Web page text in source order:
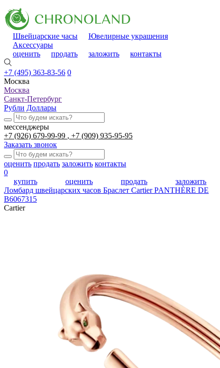
Швейцарские часы
Ювелирные украшения
Аксессуары
оценить
продать заложить контакты
+7 (495) 363-83-56 0
Москва
Москва
Санкт-Петербург
Рубли Доллары
мессенджеры
+7 (926) 679-99-99
+7 (909) 935-95-95
Заказать звонок
оценить продать заложить контакты
0
купить
оценить продать
заложить
Ломбард швейцарских часов Браслет Cartier PANTHÈRE DE
B6067315
Cartier